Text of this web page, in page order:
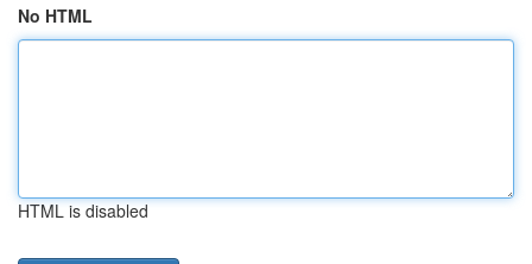
No HTML
HTML is disabled